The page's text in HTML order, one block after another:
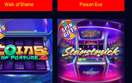
Poison Eve
Walk of Shame